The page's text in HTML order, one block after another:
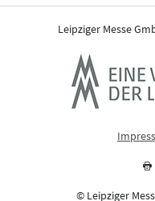
Leipziger Messe
© Leipziger